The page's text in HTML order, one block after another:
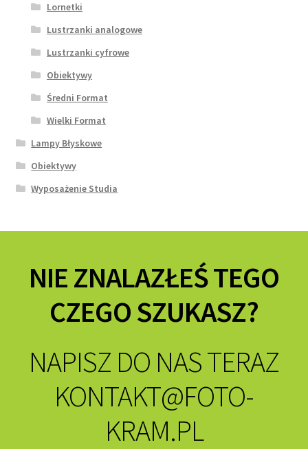
Lornetki
Lustrzanki analogowe
Lustrzanki cyfrowe
Obiektywy
Średni Format
Wielki Format
Lampy Błyskowe
Obiektywy
Wyposażenie Studia
NIE ZNALAZŁEŚ TEGO
CZEGO SZUKASZ?
NAPISZ DO NAS TERAZ
KONTAKT@FOTO-
KRAM.PL